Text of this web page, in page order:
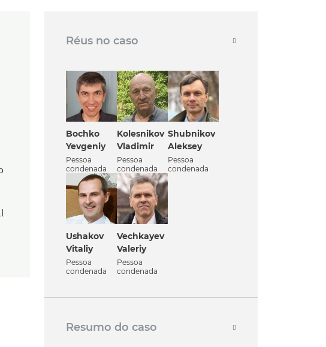
Réus no caso
Bochko
Yevgeniy
Pessoa
condenada
Kolesnikov
Vladimir
Pessoa
condenada
Shubnikov
Aleksey
Pessoa
condenada
Ushakov
Vitaliy
Pessoa
condenada
Vechkayev
Valeriy
Pessoa
condenada
Resumo do caso